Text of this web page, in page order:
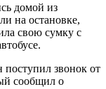
домой из
на остановке,
свою сумку с
поступил звонок от
сообщил о